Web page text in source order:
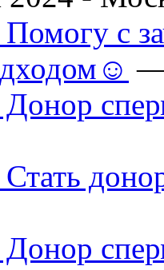
с
—
Донор
Донор